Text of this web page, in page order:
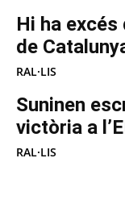
Hi ha excés
de
RAL·LIS
Suninen
victòria a
RAL·LIS